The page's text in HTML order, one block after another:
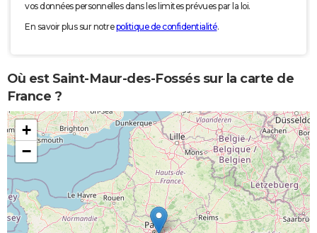
vos données personnelles dans les limites prévues par la loi.
En savoir plus sur notrepolitique de confidentialité.
Où est Saint-Maur-des-Fossés sur la carte de
France ?
+
−